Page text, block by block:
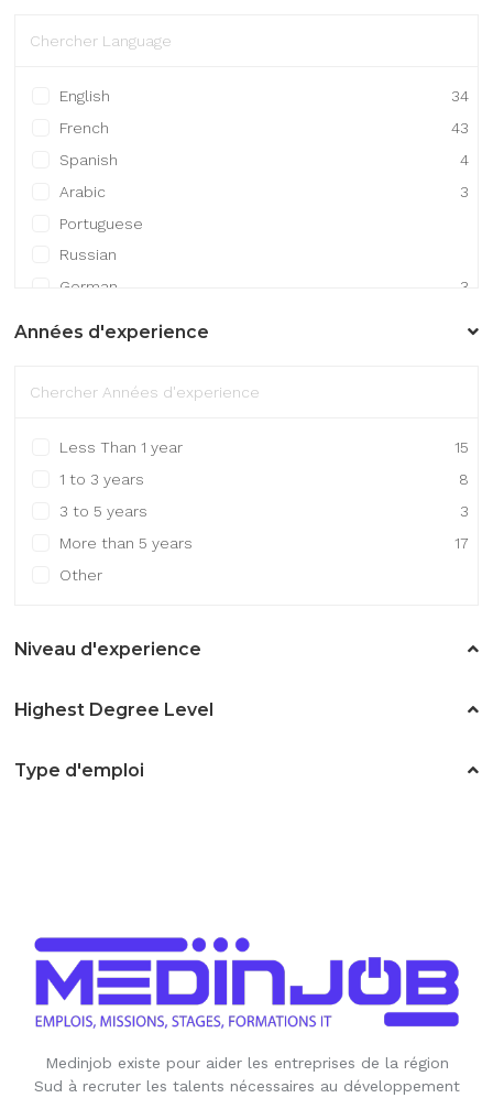
Maintenance / Support technique
1
English
34
French
43
Spanish
4
Arabic
3
Portuguese
Russian
German
3
Années d'experience
Less Than 1 year
15
1 to 3 years
8
3 to 5 years
3
More than 5 years
17
Other
Niveau d'experience
Highest Degree Level
Type d'emploi
Medinjob existe pour aider les entreprises de la région
Sud à recruter les talents nécessaires au développement